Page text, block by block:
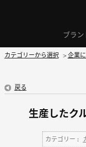
ブラン
カテゴリーから選択 > 企業
戻る
生産したク
カテゴリー :